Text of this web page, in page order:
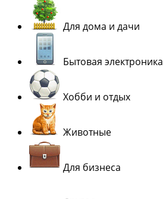
Для дома и дачи
Бытовая электроника
Хобби и отдых
Животные
Для бизнеса